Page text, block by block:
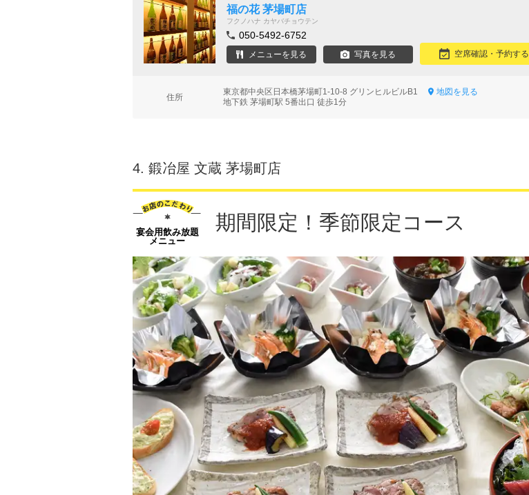
福の花 茅場町店
フクノハナ カヤバチョウテン
050-5492-6752
メニューを見る 写真を見る 空席確認・予約する
住所
東京都中央区日本橋茅場町1-10-8 グリンヒルビルB1
地図を見る
地下鉄 茅場町駅 5番出口 徒歩1分
4. 鍛冶屋 文蔵 茅場町店
宴会用飲み放題
メニュー
期間限定！季節限定コース